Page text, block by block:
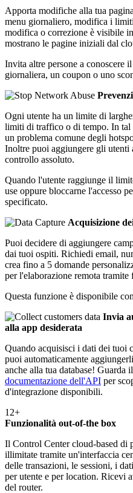
Apporta modifiche alla tua
menu giornaliero, modifica i
modifica o correzione è visibile
mostrano le pagine iniziali dal
Invita altre persone a conoscere
giornaliera, un coupon o uno
Ogni utente ha un limite di
limiti di traffico o di tempo. In tal
un problema comune degli
Inoltre puoi aggiungere gli utenti
controllo assoluto.
Quando l'utente raggiunge il
use oppure bloccarne l'accesso
specificato.
Acquisizione
Puoi decidere di aggiungere
dai tuoi ospiti. Richiedi email,
crea fino a 5 domande
per l'elaborazione remota
Questa funzione è disponibile
Invia
alla app desiderata
Quando acquisisci i dati dei tuoi
puoi automaticamente
anche alla tua database! Guarda il
documentazione dell'API per
d'integrazione disponibili.
12+
Funzionalità out-of-the box
Il Control Center cloud-based di
illimitate tramite un'interfaccia
delle transazioni, le sessioni, i
per utente e per location. Ricevi
del router.